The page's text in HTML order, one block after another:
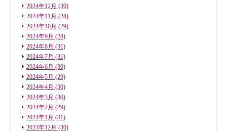
2024年12月 (30)
2024年11月 (28)
2024年10月 (29)
2024年9月 (28)
2024年8月 (31)
2024年7月 (31)
2024年6月 (30)
2024年5月 (29)
2024年4月 (30)
2024年3月 (30)
2024年2月 (29)
2024年1月 (31)
2023年12月 (30)